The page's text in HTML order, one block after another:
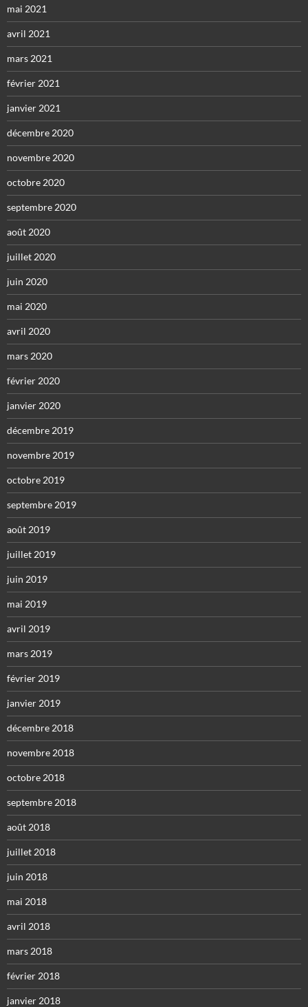
mai 2021
avril 2021
mars 2021
février 2021
janvier 2021
décembre 2020
novembre 2020
octobre 2020
septembre 2020
août 2020
juillet 2020
juin 2020
mai 2020
avril 2020
mars 2020
février 2020
janvier 2020
décembre 2019
novembre 2019
octobre 2019
septembre 2019
août 2019
juillet 2019
juin 2019
mai 2019
avril 2019
mars 2019
février 2019
janvier 2019
décembre 2018
novembre 2018
octobre 2018
septembre 2018
août 2018
juillet 2018
juin 2018
mai 2018
avril 2018
mars 2018
février 2018
janvier 2018